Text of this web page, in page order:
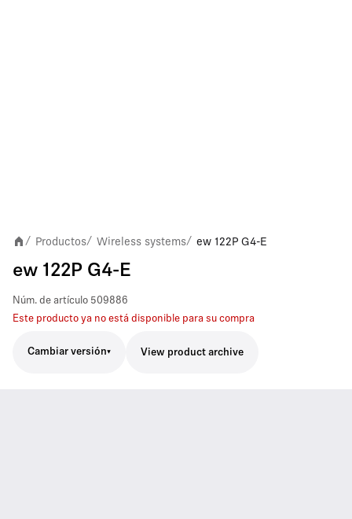
/ Productos/ Wireless systems/ ew 122P G4-E
ew 122P G4-E
Núm. de artículo 509886
Este producto ya no está disponible para su compra
Cambiar versión View product archive